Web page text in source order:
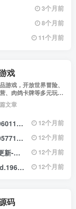
更优质、安全的使用体
即查看，不错过关键信
3个月前
8个月前
11个月前
戏
游戏，开放世界冒险、
、肉鸽卡牌等多元玩
不同玩家的喜好 。
文章
即撸| 12个月前
即撸| 12个月前
即撸| 12个月前
压即撸| 12个月前
码